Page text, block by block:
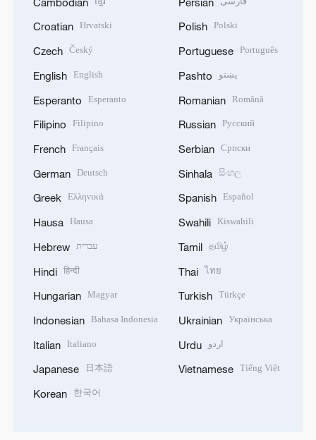
Croatian Hrvatski
Czech Český
English English
Esperanto Esperanto
Filipino Filipino
French Français
German Deutsch
Greek Ελληνικά
Hausa Hausa
Hebrew עברית
Hindi हिन्दी
Hungarian Magyar
Indonesian Bahasa Indonesia
Italian Italiano
Japanese 日本語
Korean 한국어
Polish Polski
Portuguese Português
Pashto پښتو
Romanian Română
Russian Русский
Serbian Српски
Sinhala සිංහල
Spanish Español
Swahili Kiswahili
Tamil தமிழ்
Thai ไทย
Turkish Türkçe
Ukrainian Українська
Urdu اردو
Vietnamese Tiếng Việt